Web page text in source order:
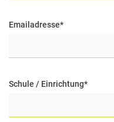
Emailadresse*
Schule / Einrichtung*